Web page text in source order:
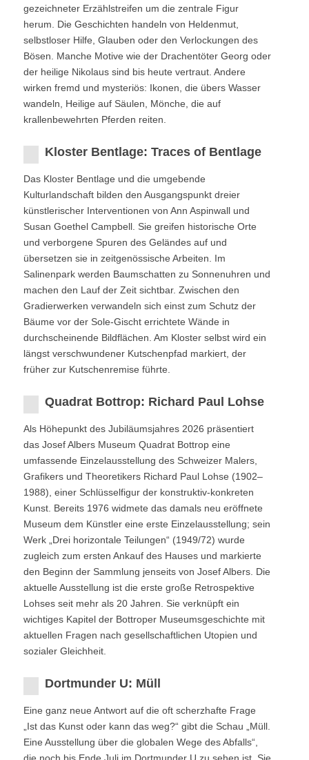
gezeichneter Erzählstreifen um die zentrale Figur
herum. Die Geschichten handeln von Heldenmut,
selbstloser Hilfe, Glauben oder den Verlockungen des
Bösen. Manche Motive wie der Drachentöter Georg oder
der heilige Nikolaus sind bis heute vertraut. Andere
wirken fremd und mysteriös: Ikonen, die übers Wasser
wandeln, Heilige auf Säulen, Mönche, die auf
krallenbewehrten Pferden reiten.
Kloster Bentlage: Traces of Bentlage
Das Kloster Bentlage und die umgebende
Kulturlandschaft bilden den Ausgangspunkt dreier
künstlerischer Interventionen von Ann Aspinwall und
Susan Goethel Campbell. Sie greifen historische Orte
und verborgene Spuren des Geländes auf und
übersetzen sie in zeitgenössische Arbeiten. Im
Salinenpark werden Baumschatten zu Sonnenuhren und
machen den Lauf der Zeit sichtbar. Zwischen den
Gradierwerken verwandeln sich einst zum Schutz der
Bäume vor der Sole-Gischt errichtete Wände in
durchscheinende Bildflächen. Am Kloster selbst wird ein
längst verschwundener Kutschenpfad markiert, der
früher zur Kutschenremise führte.
Quadrat Bottrop: Richard Paul Lohse
Als Höhepunkt des Jubiläumsjahres 2026 präsentiert
das Josef Albers Museum Quadrat Bottrop eine
umfassende Einzelausstellung des Schweizer Malers,
Grafikers und Theoretikers Richard Paul Lohse (1902–
1988), einer Schlüsselfigur der konstruktiv-konkreten
Kunst. Bereits 1976 widmete das damals neu eröffnete
Museum dem Künstler eine erste Einzelausstellung; sein
Werk „Drei horizontale Teilungen“ (1949/72) wurde
zugleich zum ersten Ankauf des Hauses und markierte
den Beginn der Sammlung jenseits von Josef Albers. Die
aktuelle Ausstellung ist die erste große Retrospektive
Lohses seit mehr als 20 Jahren. Sie verknüpft ein
wichtiges Kapitel der Bottroper Museumsgeschichte mit
aktuellen Fragen nach gesellschaftlichen Utopien und
sozialer Gleichheit.
Dortmunder U: Müll
Eine ganz neue Antwort auf die oft scherzhafte Frage
„Ist das Kunst oder kann das weg?“ gibt die Schau „Müll.
Eine Ausstellung über die globalen Wege des Abfalls“,